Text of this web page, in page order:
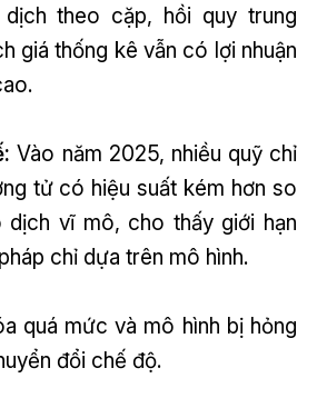
theo cặp, hồi quy trung
giá thống kê vẫn có lợi nhuận
Vào năm 2025, nhiều quỹ chỉ
tử có hiệu suất kém hơn so
dịch vĩ mô, cho thấy giới hạn
chỉ dựa trên mô hình.
quá mức và mô hình bị hỏng
đổi chế độ.